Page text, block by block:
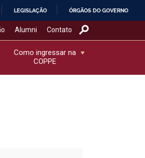
LEGISLAÇÃO ÓRGÃOS DO GOVERNO
Alumni Contato
Como ingressar na
COPPE